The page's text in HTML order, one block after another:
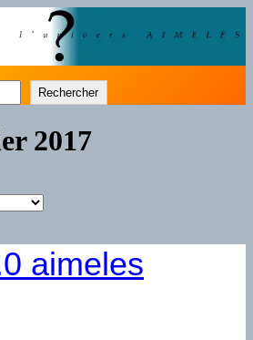
Rechercher
2017
aimeles